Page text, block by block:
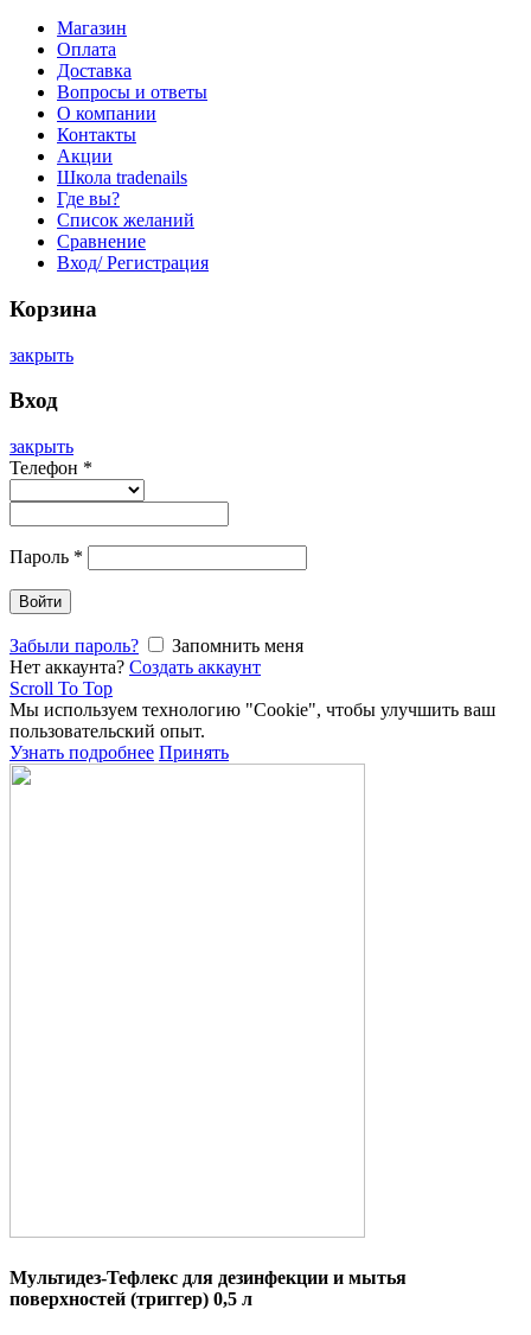
Магазин
Оплата
Доставка
Вопросы и ответы
О компании
Контакты
Акции
Школа tradenails
Где вы?
Список желаний
Сравнение
Вход/ Регистрация
Корзина
закрыть
Вход
закрыть
Телефон *
Пароль *
Войти
Забыли пароль?
Запомнить меня
Нет аккаунта? Создать аккаунт
Scroll To Top
Мы используем технологию "Cookie", чтобы улучшить ваш
пользовательский опыт.
Узнать подробнее Принять
Мультидез-Тефлекс для дезинфекции и мытья
поверхностей (триггер) 0,5 л